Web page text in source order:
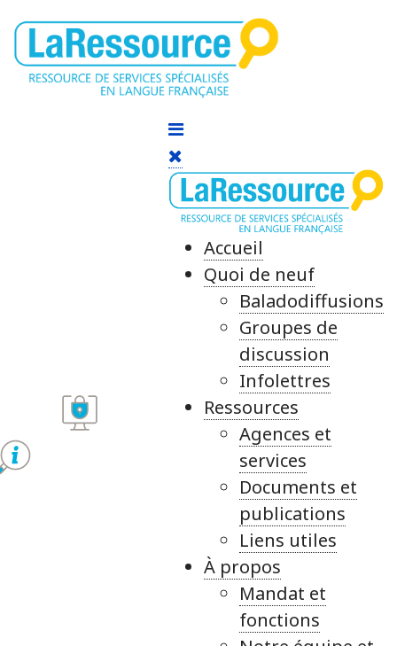
Accueil
Quoi de neuf
Baladodiffusions
Groupes de
discussion
Infolettres
Ressources
Agences et
services
Documents et
publications
Liens utiles
À propos
Mandat et
fonctions